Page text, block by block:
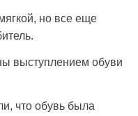
но все еще
выступлением обуви
что обувь была